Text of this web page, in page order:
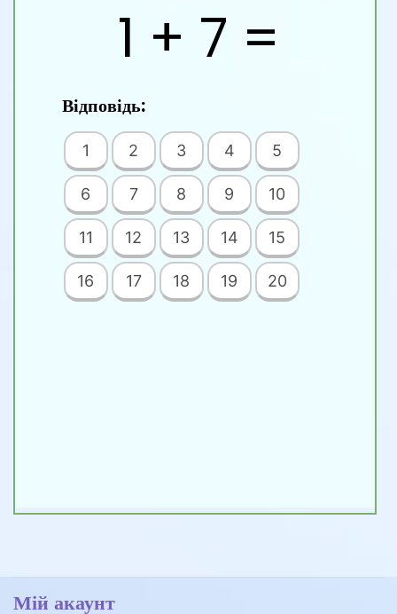
1 + 7 =
Відповідь:
1 2 3 4 5
6 7 8 9 10
11 12 13 14 15
16 17 18 19 20
Мій акаунт